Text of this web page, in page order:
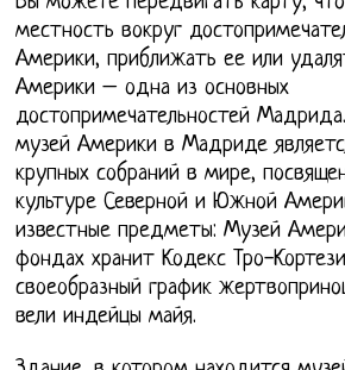
местность вокруг
Америки, приближать ее или
Америки – одна из основных
достопримечательностей
музей Америки в Мадриде
крупных собраний в мире,
культуре Северной и Южной
известные предметы: Музей
фондах хранит Кодекс Тро-
своеобразный график
вели индейцы майя.